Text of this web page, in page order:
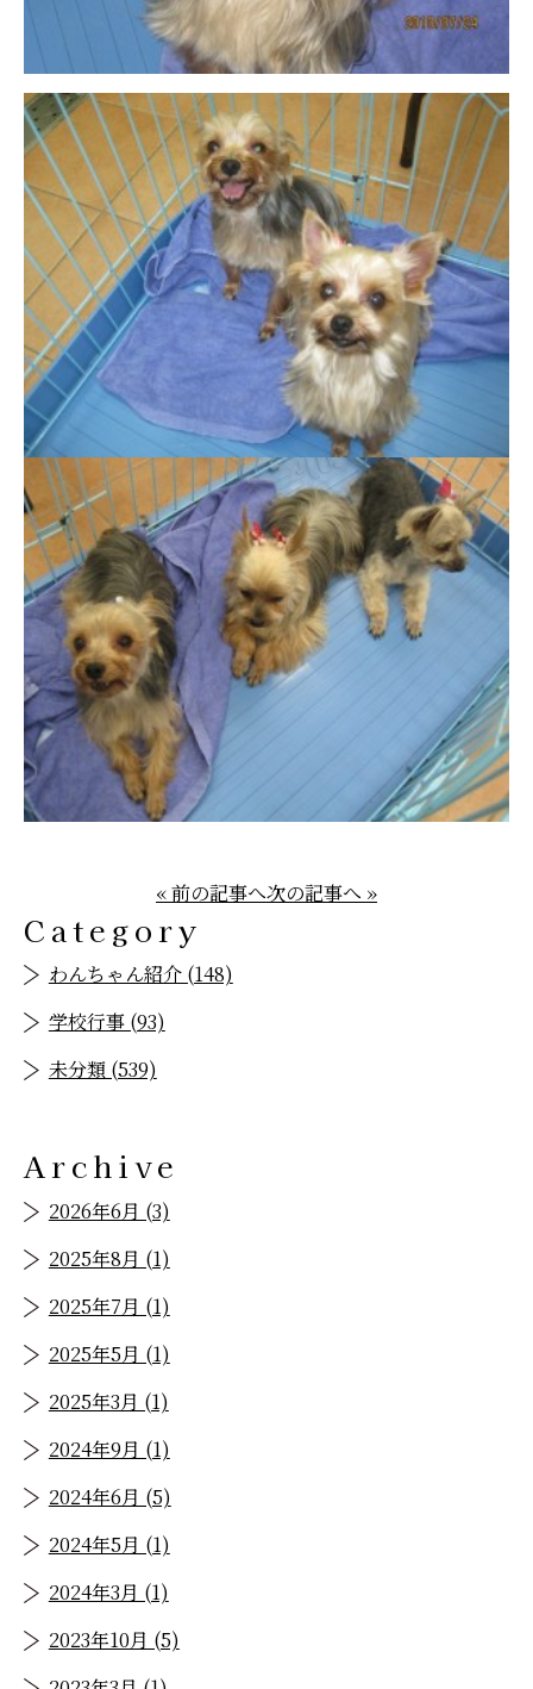
« 前の記事へ次の記事へ »
Category
わんちゃん紹介 (148)
学校行事 (93)
未分類 (539)
Archive
2026年6月 (3)
2025年8月 (1)
2025年7月 (1)
2025年5月 (1)
2025年3月 (1)
2024年9月 (1)
2024年6月 (5)
2024年5月 (1)
2024年3月 (1)
2023年10月 (5)